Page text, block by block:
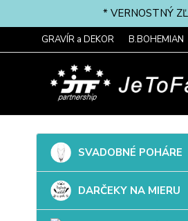
* VERNOSTNÝ
GRAVÍR a DEKOR B.BOHEMIAN
SVADOBNÉ POHÁRE
DARČEKY NA MIERU